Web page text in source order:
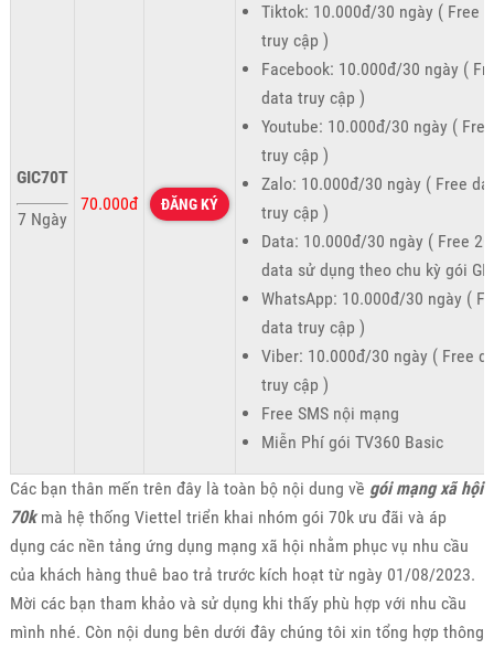
GIC70T
7 Ngày
70.000đ ĐĂNG KÝ
Tiktok: 10.000đ/30 ngày ( Free
truy cập )
Facebook: 10.000đ/30 ngày (
data truy cập )
Youtube: 10.000đ/30 ngày (
truy cập )
Zalo: 10.000đ/30 ngày ( Free
truy cập )
Data: 10.000đ/30 ngày ( Free
data sử dụng theo chu kỳ gói
WhatsApp: 10.000đ/30 ngày (
data truy cập )
Viber: 10.000đ/30 ngày ( Free
truy cập )
Free SMS nội mạng
Miễn Phí gói TV360 Basic
Các bạn thân mến trên đây là toàn bộ nội dung về gói mạng xã hội
70kmà hệ thống Viettel triển khai nhóm gói 70k ưu đãi và áp
dụng các nền tảng ứng dụng mạng xã hội nhằm phục vụ nhu cầu
của khách hàng thuê bao trả trước kích hoạt từ ngày 01/08/2023.
Mời các bạn tham khảo và sử dụng khi thấy phù hợp với nhu cầu
mình nhé. Còn nội dung bên dưới đây chúng tôi xin tổng hợp thông